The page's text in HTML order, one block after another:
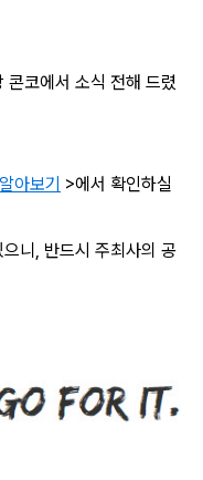
콘코에서 소식 전해 드렸
아보기 >에서 확인하실
니, 반드시 주최사의 공